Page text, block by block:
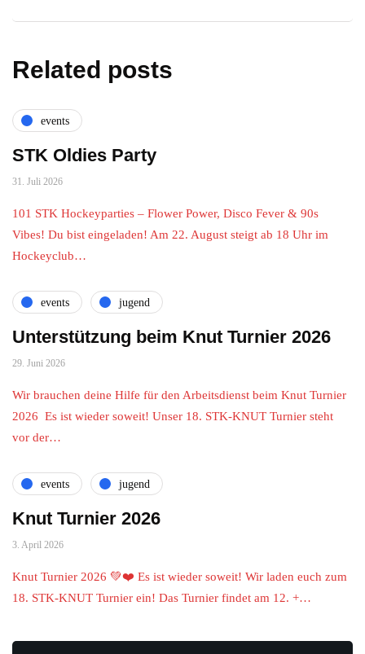
Related posts
events
STK Oldies Party
31. Juli 2026
101 STK Hockeyparties – Flower Power, Disco Fever & 90s
Vibes! Du bist eingeladen! Am 22. August steigt ab 18 Uhr im
Hockeyclub…
events jugend
Unterstützung beim Knut Turnier 2026
29. Juni 2026
Wir brauchen deine Hilfe für den Arbeitsdienst beim Knut Turnier
2026 Es ist wieder soweit! Unser 18. STK-KNUT Turnier steht
vor der…
events jugend
Knut Turnier 2026
3. April 2026
Knut Turnier 2026 💚❤️ Es ist wieder soweit! Wir laden euch zum
18. STK-KNUT Turnier ein! Das Turnier findet am 12. +…